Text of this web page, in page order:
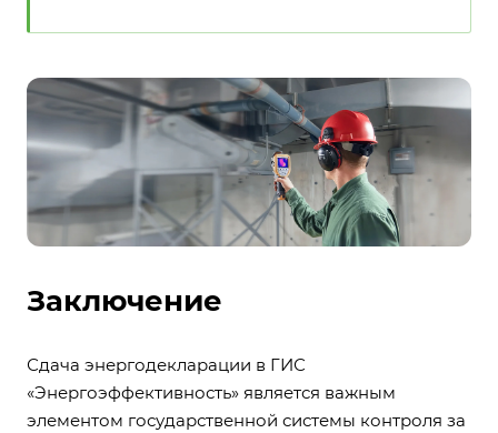
Заключение
Сдача энергодекларации в ГИС
«Энергоэффективность» является важным
элементом государственной системы контроля за